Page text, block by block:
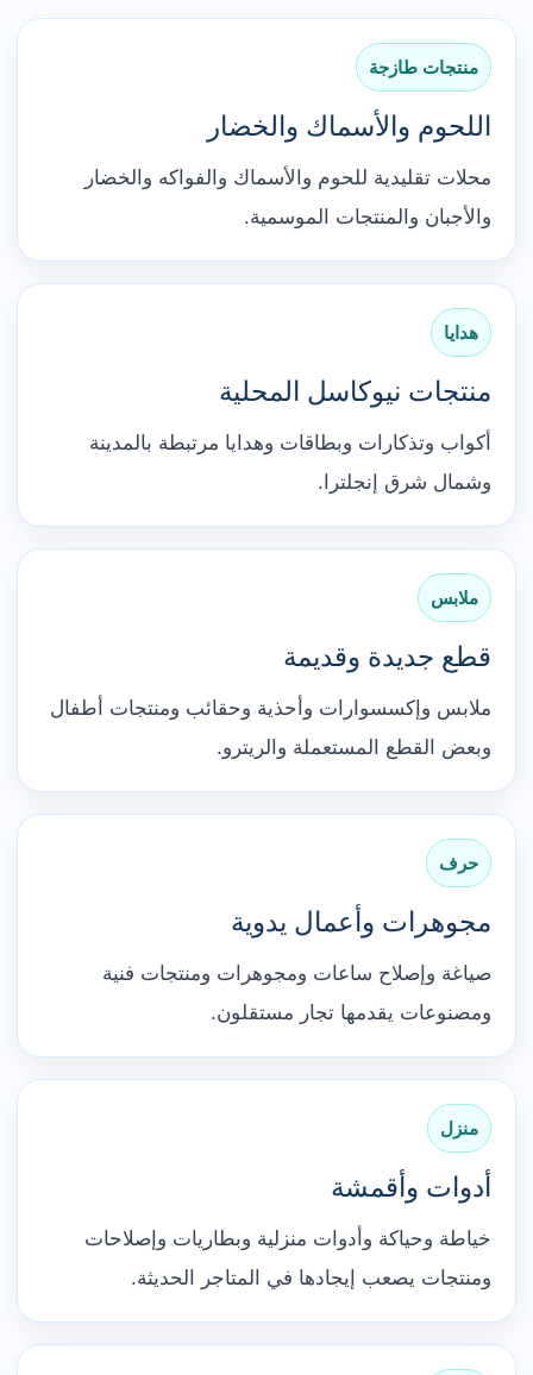
منتجات طازجة
اللحوم والأسماك والخضار
محلات تقليدية للحوم والأسماك والفواكه والخضار
والأجبان والمنتجات الموسمية.
هدايا
منتجات نيوكاسل المحلية
أكواب وتذكارات وبطاقات وهدايا مرتبطة بالمدينة
وشمال شرق إنجلترا.
ملابس
قطع جديدة وقديمة
ملابس وإكسسوارات وأحذية وحقائب ومنتجات أطفال
وبعض القطع المستعملة والريترو.
حرف
مجوهرات وأعمال يدوية
صياغة وإصلاح ساعات ومجوهرات ومنتجات فنية
ومصنوعات يقدمها تجار مستقلون.
منزل
أدوات وأقمشة
خياطة وحياكة وأدوات منزلية وبطاريات وإصلاحات
ومنتجات يصعب إيجادها في المتاجر الحديثة.